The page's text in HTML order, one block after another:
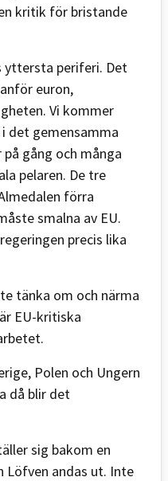
kritik för bristande
yttersta periferi. Det
euron,
Vi kommer
det gemensamma
gång och många
pelaren. De tre
förra
smalna av EU.
precis lika
tänka om och närma
EU-kritiska
Polen och Ungern
då blir det
sig bakom en
Löfven andas ut. Inte